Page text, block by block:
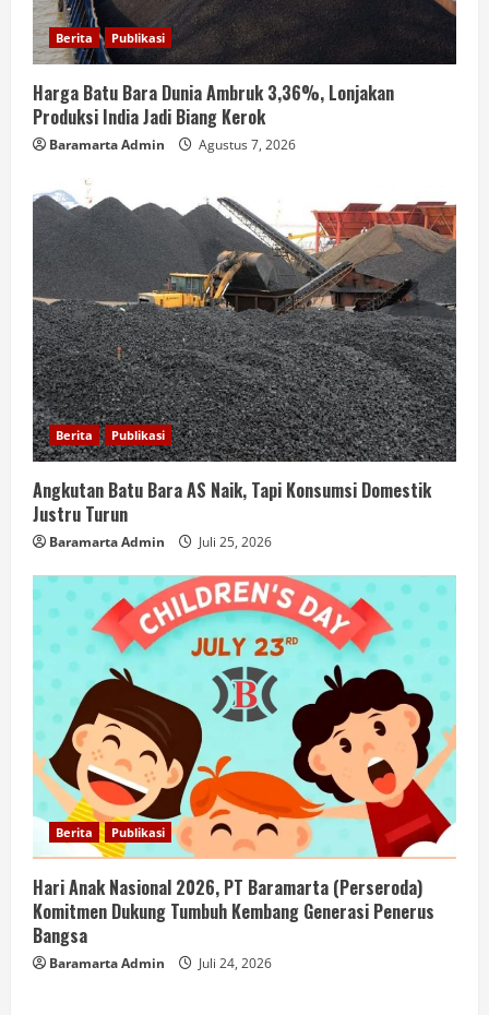
Berita Publikasi
Harga Batu Bara Dunia Ambruk 3,36%, Lonjakan
Produksi India Jadi Biang Kerok
Baramarta Admin Agustus 7, 2026
Berita Publikasi
Angkutan Batu Bara AS Naik, Tapi Konsumsi Domestik
Justru Turun
Baramarta Admin Juli 25, 2026
Berita Publikasi
Hari Anak Nasional 2026, PT Baramarta (Perseroda)
Komitmen Dukung Tumbuh Kembang Generasi Penerus
Bangsa
Baramarta Admin Juli 24, 2026